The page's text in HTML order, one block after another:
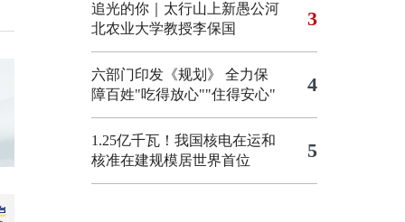
追光的你｜太行山上新愚公河
北农业大学教授李保国
3
六部门印发《规划》 全力保
障百姓"吃得放心""住得安心"
4
1.25亿千瓦！我国核电在运和
核准在建规模居世界首位
5